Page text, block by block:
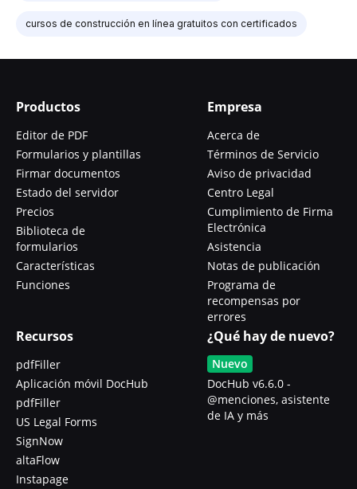
cursos de construcción en línea gratuitos con certificados
Productos
Editor de PDF
Formularios y plantillas
Firmar documentos
Estado del servidor
Precios
Biblioteca de
formularios
Características
Funciones
Empresa
Acerca de
Términos de Servicio
Aviso de privacidad
Centro Legal
Cumplimiento de Firma
Electrónica
Asistencia
Notas de publicación
Programa de
recompensas por
errores
Recursos
pdfFiller
Aplicación móvil DocHub
pdfFiller
US Legal Forms
SignNow
altaFlow
Instapage
¿Qué hay de nuevo?
Nuevo
DocHub v6.6.0 -
@menciones, asistente
de IA y más